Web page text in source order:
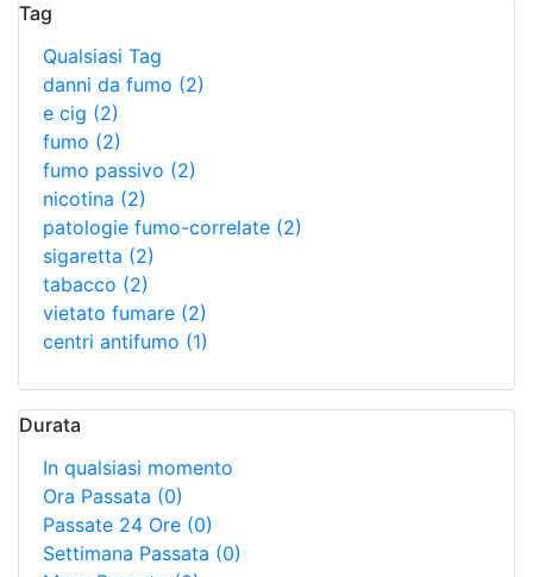
Tag
Qualsiasi Tag
danni da fumo (2)
e cig (2)
fumo (2)
fumo passivo (2)
nicotina (2)
patologie fumo-correlate (2)
sigaretta (2)
tabacco (2)
vietato fumare (2)
centri antifumo (1)
Durata
In qualsiasi momento
Ora Passata (0)
Passate 24 Ore (0)
Settimana Passata (0)